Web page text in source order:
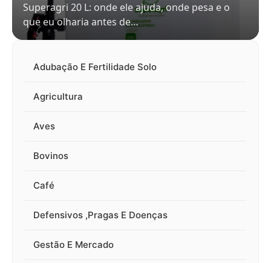
Superagri 20 L: onde ele ajuda, onde pesa e o
que eu olharia antes de…
Adubação E Fertilidade Solo
Agricultura
Aves
Bovinos
Café
Defensivos ,Pragas E Doenças
Gestão E Mercado